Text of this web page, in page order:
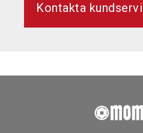
Kontakta